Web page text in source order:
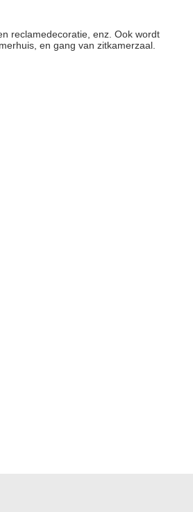
reclamedecoratie, enz. Ook wordt
en gang van zitkamerzaal.